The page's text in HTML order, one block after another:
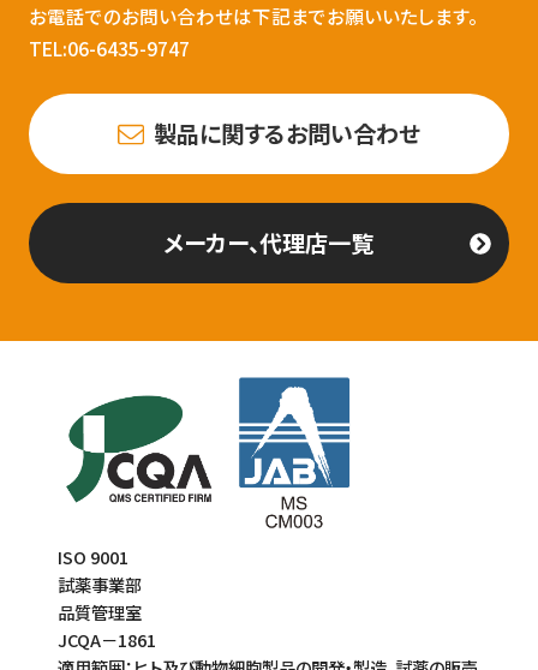
お電話でのお問い合わせは下記までお願いいたします。
TEL:06-6435-9747
製品に関するお問い合わせ
メーカー、代理店一覧
ISO 9001
試薬事業部
品質管理室
JCQA－1861